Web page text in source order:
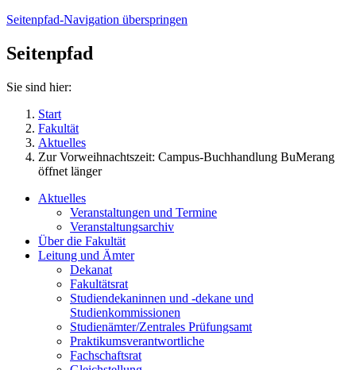
Seitenpfad-Navigation überspringen
Seitenpfad
Sie sind hier:
Start
Fakultät
Aktuelles
Zur Vorweihnachtszeit: Campus-Buchhandlung BuMerang
öffnet länger
Aktuelles
Veranstaltungen und Termine
Veranstaltungsarchiv
Über die Fakultät
Leitung und Ämter
Dekanat
Fakultätsrat
Studiendekaninnen und -dekane und
Studienkommissionen
Studienämter/Zentrales Prüfungsamt
Praktikumsverantwortliche
Fachschaftsrat